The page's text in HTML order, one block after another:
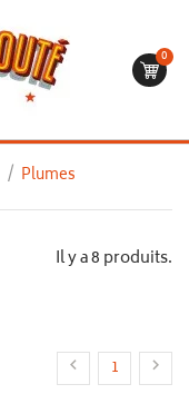
0
Plumes
Il y a 8 produits.
 1 